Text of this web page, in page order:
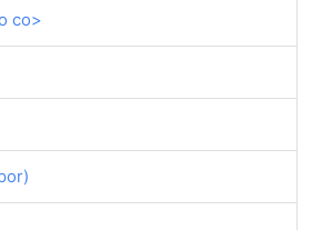
co>